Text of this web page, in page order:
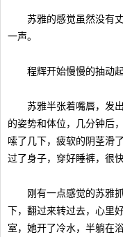
苏雅的感觉虽然没有丈
一声。
程辉开始慢慢的抽动起
苏雅半张着嘴唇，发出
的姿势和体位，几分钟后
嗦了几下，疲软的阴茎滑
过了身子，穿好睡裤，很
刚有一点感觉的苏雅抓
下，翻过来转过去，心里
室，她开了冷水，半躺在